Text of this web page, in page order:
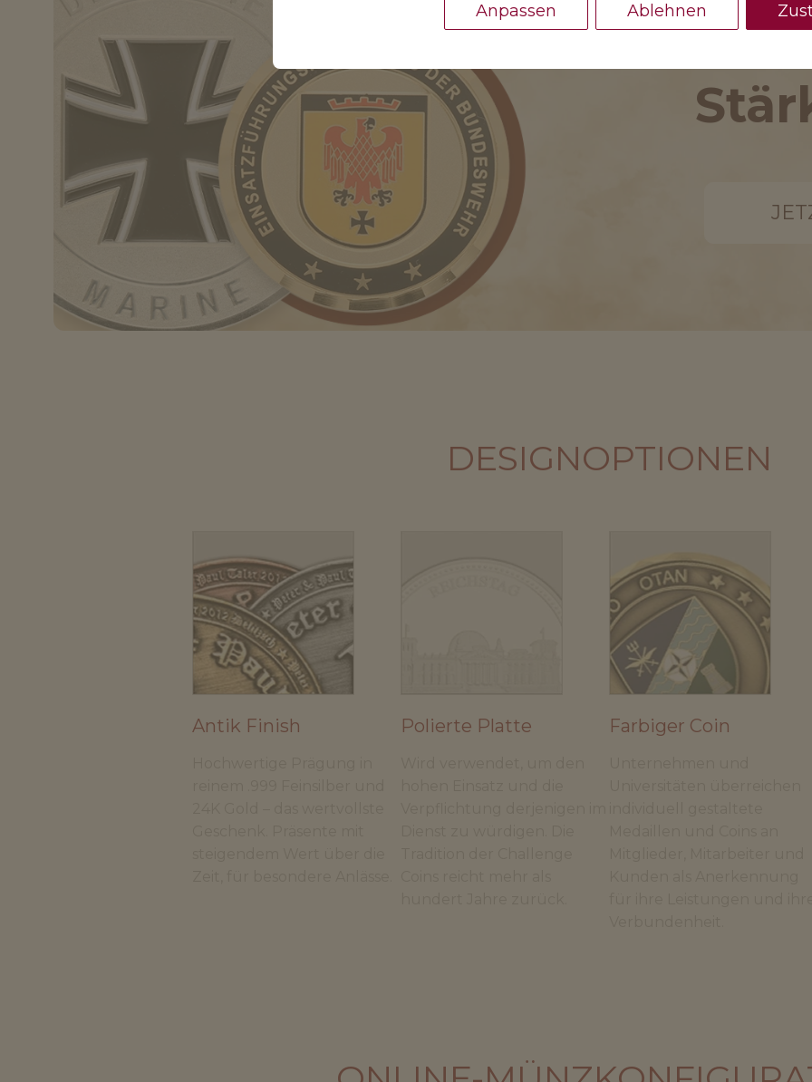
DESIGNOPTIONEN
Antik Finish Polierte Platte Farbiger Coin
Ablehnen
Anpassen